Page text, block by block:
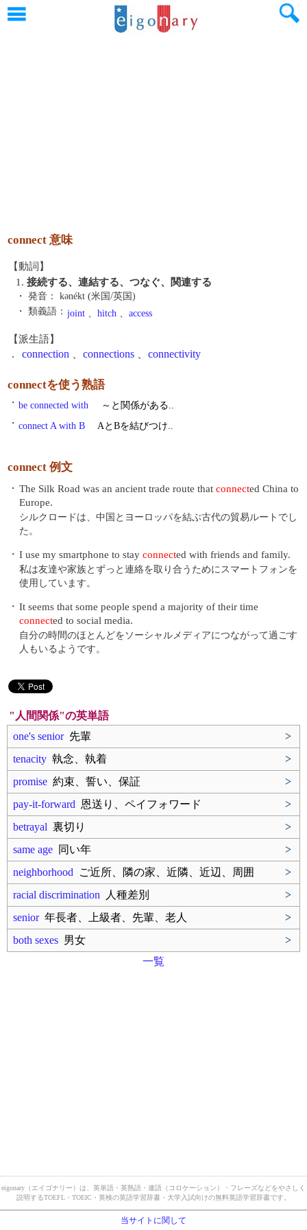
connect 意味
【動詞】
1. 接続する、連結する、つなぐ、関連する
・ 発音：
kənékt (米国/英国)
・ 類義語： joint 、 hitch 、 access
【派生語】
. connection connections connectivity
connectを使う熟語
・ be connected with
～と関係がある..
・ connect A with B AとBを結びつけ..
connect 例文
・ The Silk Road was an ancient trade route that connected China to
Europe.
シルクロードは、中国とヨーロッパを結ぶ古代の貿易ルートでし
た。
・ I use my smartphone to stay connected with friends and family.
私は友達や家族とずっと連絡を取り合うためにスマートフォンを
使用しています。
・ It seems that some people spend a majority of their time
connected to social media.
自分の時間のほとんどをソーシャルメディアにつながって過ごす
人もいるようです。
"人間関係"の英単語
one's senior先輩
>
tenacity 執念、執着
>
promise 約束、誓い、保証
>
pay-it-forward 恩送り、ペイフォワード
>
betrayal 裏切り
>
same age 同い年
>
neighborhood ご近所、隣の家、近隣、近辺、周囲
>
racial discrimination 人種差別
>
senior年長者、上級者、先輩、老人
>
both sexes 男女
>
一覧
eigonary（エイゴナリー）は、英単語・英熟語・連語（コロケーション）・フレーズなどをやさしく
説明するTOEFL・TOEIC・英検の英語学習辞書・大学入試向けの無料英語学習辞書です。
当サイトに関して